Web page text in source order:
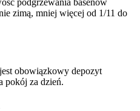
podgrzewania basenów
zimą, mniej więcej od 1/11 do
obowiązkowy depozyt
pokój za dzień.